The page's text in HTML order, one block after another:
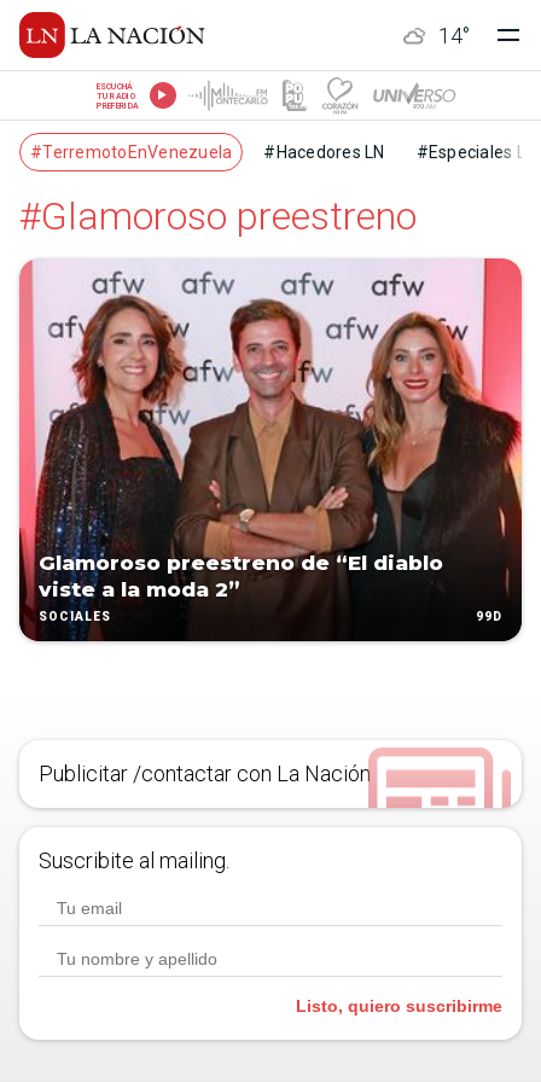
14°
ESCUCHÁ
TU RADIO
PREFERIDA
#TerremotoEnVenezuela #Hacedores LN #Especiales LN
#Glamoroso preestreno
Glamoroso preestreno de “El diablo
viste a la moda 2”
SOCIALES 99D
Publicitar /contactar con La Nación
Suscribite al mailing.
Listo, quiero suscribirme